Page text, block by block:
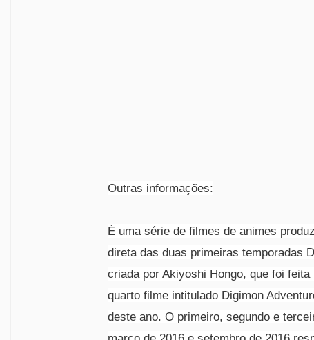
Outras informações:
É uma série de filmes de animes
direta das duas primeiras temporadas
criada por Akiyoshi Hongo, que foi feita
quarto filme intitulado Digimon
deste ano. O primeiro, segundo e